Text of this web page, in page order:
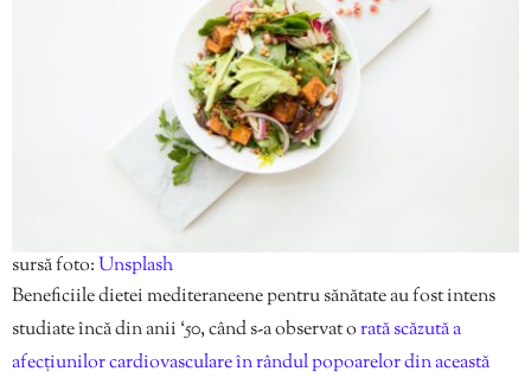
sursă foto:Unsplash
Beneficiile dietei mediteraneene pentru sănătate au fost intens
studiate încă din anii ‘50, când s-a observat orată scăzută a
afecțiunilor cardiovasculare în rândul popoarelor din această